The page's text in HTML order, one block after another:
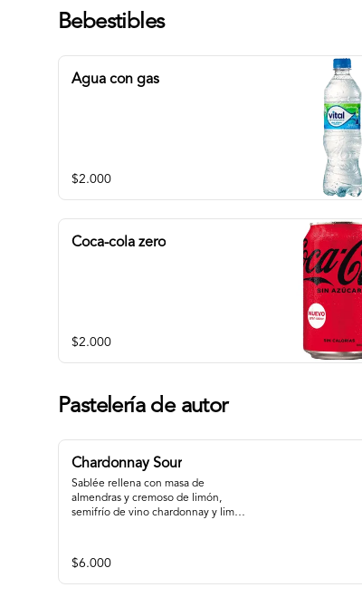
Bebestibles
Agua con gas
$2.000
Coca-cola zero
$2.000
Pastelería de autor
Chardonnay Sour
Sablée rellena con masa de
almendras y cremoso de limón,
semifrío de vino chardonnay y limón,
$6.000